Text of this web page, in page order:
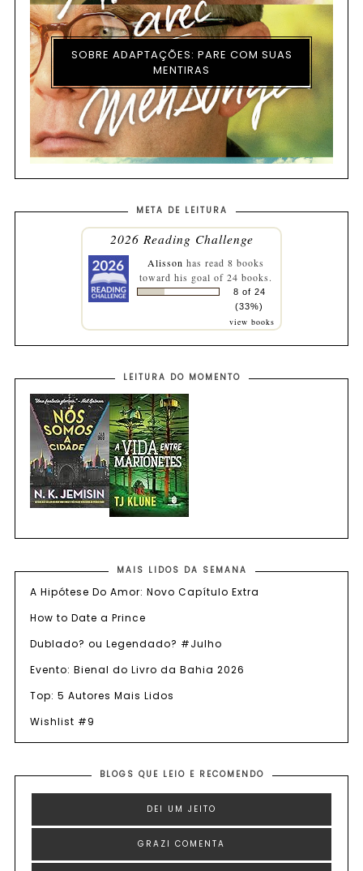
SOBRE ADAPTAÇÕES: PARE COM SUAS
MENTIRAS
META DE LEITURA
2026 Reading Challenge
Alisson has read 8 books
toward his goal of 24 books.
8 of 24
(33%)
view books
LEITURA DO MOMENTO
MAIS LIDOS DA SEMANA
A Hipótese Do Amor: Novo Capítulo Extra
How to Date a Prince
Dublado? ou Legendado? #Julho
Evento: Bienal do Livro da Bahia 2026
Top: 5 Autores Mais Lidos
Wishlist #9
BLOGS QUE LEIO E RECOMENDO
DEI UM JEITO
GRAZI COMENTA